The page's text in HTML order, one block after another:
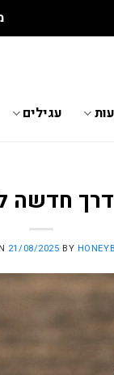
עגילים
חדשה
21/08/2025 BY